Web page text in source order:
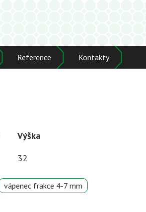
Reference Kontakty
Výška
32
vápenec frakce 4-7 mm